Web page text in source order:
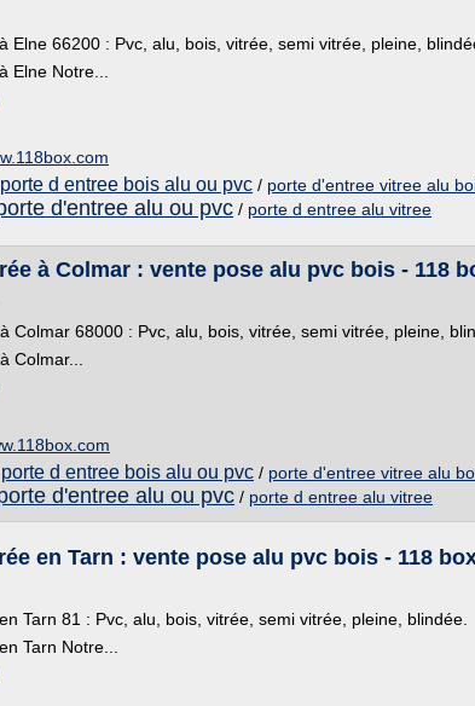
Elne 66200 : Pvc, alu, bois, vitrée, semi vitrée, pleine,
Elne Notre...
porte d entree bois alu ou pvc / porte d'entree vitree alu
d'entree alu ou pvc / porte d entree alu vitree
à Colmar : vente pose alu pvc bois - 118
Colmar 68000 : Pvc, alu, bois, vitrée, semi vitrée, pleine,
Colmar...
porte d entree bois alu ou pvc / porte d'entree vitree alu
d'entree alu ou pvc / porte d entree alu vitree
en Tarn : vente pose alu pvc bois - 118
Tarn 81 : Pvc, alu, bois, vitrée, semi vitrée, pleine, blindée.
Tarn Notre...